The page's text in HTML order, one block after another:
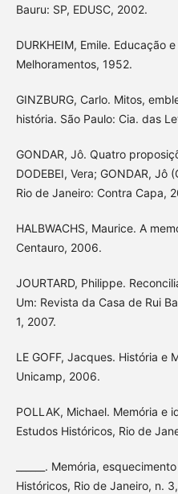
Bauru: SP, EDUSC, 2002.
DURKHEIM, Emile. Educação
Melhoramentos, 1952.
GINZBURG, Carlo. Mitos,
história. São Paulo: Cia. das
GONDAR, Jô. Quatro
DODEBEI, Vera; GONDAR, Jô
Rio de Janeiro: Contra Capa,
HALBWACHS, Maurice. A
Centauro, 2006.
JOURTARD, Philippe.
Um: Revista da Casa de Rui
1, 2007.
LE GOFF, Jacques. História e
Unicamp, 2006.
POLLAK, Michael. Memória e
Estudos Históricos, Rio de
______. Memória,
Históricos, Rio de Janeiro, n.